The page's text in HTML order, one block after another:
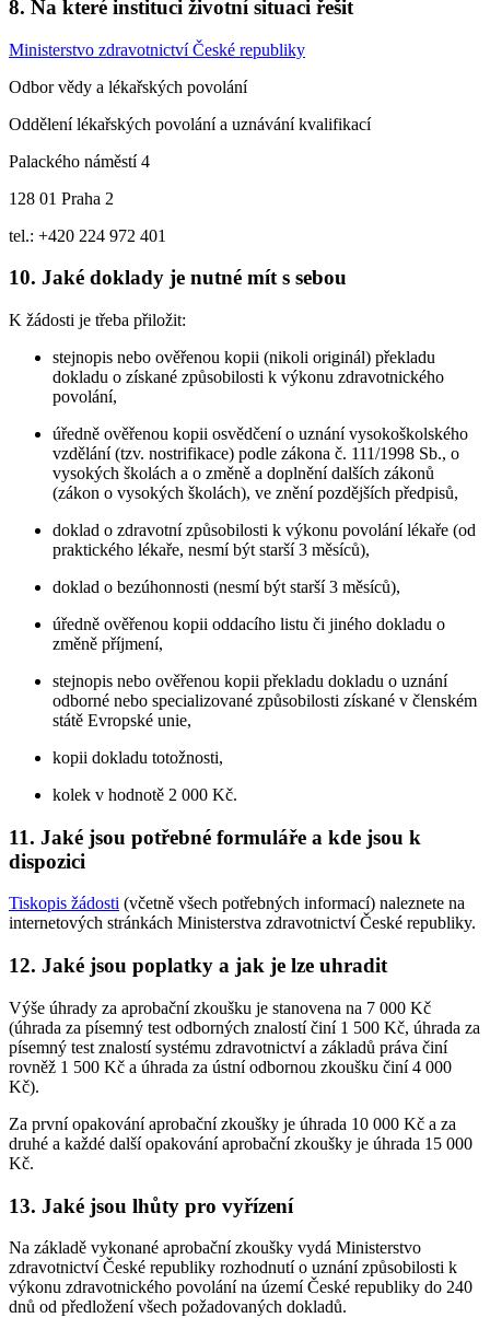
8. Na které instituci životní situaci řešit
Ministerstvo zdravotnictví České republiky
Odbor vědy a lékařských povolání
Oddělení lékařských povolání a uznávání kvalifikací
Palackého náměstí 4
128 01 Praha 2
tel.: +420 224 972 401
10. Jaké doklady je nutné mít s sebou
K žádosti je třeba přiložit:
stejnopis nebo ověřenou kopii (nikoli originál) překladu
dokladu o získané způsobilosti k výkonu zdravotnického
povolání,
úředně ověřenou kopii osvědčení o uznání vysokoškolského
vzdělání (tzv. nostrifikace) podle zákona č. 111/1998 Sb., o
vysokých školách a o změně a doplnění dalších zákonů
(zákon o vysokých školách), ve znění pozdějších předpisů,
doklad o zdravotní způsobilosti k výkonu povolání lékaře (od
praktického lékaře, nesmí být starší 3 měsíců),
doklad o bezúhonnosti (nesmí být starší 3 měsíců),
úředně ověřenou kopii oddacího listu či jiného dokladu o
změně příjmení,
stejnopis nebo ověřenou kopii překladu dokladu o uznání
odborné nebo specializované způsobilosti získané v členském
státě Evropské unie,
kopii dokladu totožnosti,
kolek v hodnotě 2 000 Kč.
11. Jaké jsou potřebné formuláře a kde jsou k
dispozici
Tiskopis žádosti (včetně všech potřebných informací) naleznete na
internetových stránkách Ministerstva zdravotnictví České republiky.
12. Jaké jsou poplatky a jak je lze uhradit
Výše úhrady za aprobační zkoušku je stanovena na 7 000 Kč
(úhrada za písemný test odborných znalostí činí 1 500 Kč, úhrada za
písemný test znalostí systému zdravotnictví a základů práva činí
rovněž 1 500 Kč a úhrada za ústní odbornou zkoušku činí 4 000
Kč).
Za první opakování aprobační zkoušky je úhrada 10 000 Kč a za
druhé a každé další opakování aprobační zkoušky je úhrada 15 000
Kč.
13. Jaké jsou lhůty pro vyřízení
Na základě vykonané aprobační zkoušky vydá Ministerstvo
zdravotnictví České republiky rozhodnutí o uznání způsobilosti k
výkonu zdravotnického povolání na území České republiky do 240
dnů od předložení všech požadovaných dokladů.